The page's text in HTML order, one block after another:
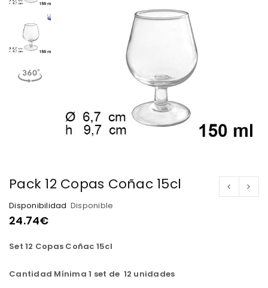
Pack 12 Copas Coñac 15cl
Disponibilidad Disponible
24.74€
Set 12 Copas Coñac 15cl
Cantidad Mínima 1 set de 12 unidades